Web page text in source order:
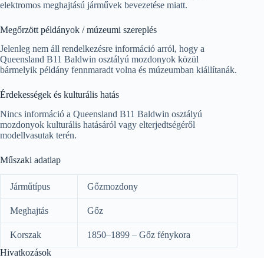
elektromos meghajtású járművek bevezetése miatt.
Megőrzött példányok / múzeumi szereplés
Jelenleg nem áll rendelkezésre információ arról, hogy a
Queensland B11 Baldwin osztályú mozdonyok közül
bármelyik példány fennmaradt volna és múzeumban kiállítanák.
Érdekességek és kulturális hatás
Nincs információ a Queensland B11 Baldwin osztályú
mozdonyok kulturális hatásáról vagy elterjedtségéről
modellvasutak terén.
Műszaki adatlap
Járműtípus Gőzmozdony
Meghajtás Gőz
Korszak
1850–1899 – Gőz fénykora
Hivatkozások